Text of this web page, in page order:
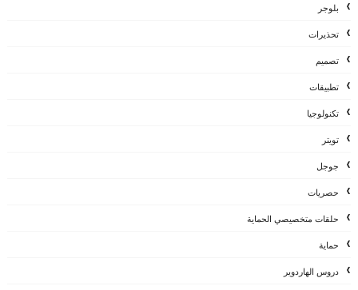
بلوجر
تحذيرات
تصميم
تطبيقات
تكنولوجيا
تويتر
جوجل
حصريات
حلقات متخصيصي الحماية
حماية
دروس الهاردوير